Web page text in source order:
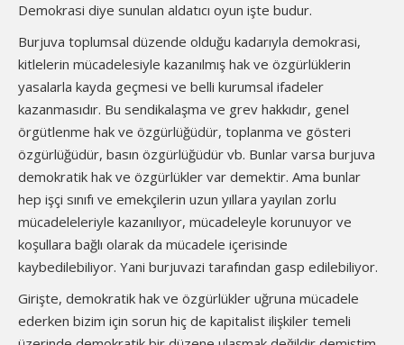
Demokrasi diye sunulan aldatıcı oyun işte budur.
Burjuva toplumsal düzende olduğu kadarıyla demokrasi,
kitlelerin mücadelesiyle kazanılmış hak ve özgürlüklerin
yasalarla kayda geçmesi ve belli kurumsal ifadeler
kazanmasıdır. Bu sendikalaşma ve grev hakkıdır, genel
örgütlenme hak ve özgürlüğüdür, toplanma ve gösteri
özgürlüğüdür, basın özgürlüğüdür vb. Bunlar varsa burjuva
demokratik hak ve özgürlükler var demektir. Ama bunlar
hep işçi sınıfı ve emekçilerin uzun yıllara yayılan zorlu
mücadeleleriyle kazanılıyor, mücadeleyle korunuyor ve
koşullara bağlı olarak da mücadele içerisinde
kaybedilebiliyor. Yani burjuvazi tarafından gasp edilebiliyor.
Girişte, demokratik hak ve özgürlükler uğruna mücadele
ederken bizim için sorun hiç de kapitalist ilişkiler temeli